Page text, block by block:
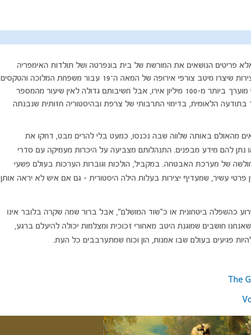
פריטים הנושאים את המורשת של בית בונפרטה ושל תולדות האימפריה
הצרפתית: שרשראות יהלומים, אבני ספיר ורובי, יצירות שיצרו מיטב צורפי אירופה של המאה ה־19 עבור משפחת המלוכה והטקסים
הרשמיים שהגדירו כוח, הון וסמכות. ערכם הכלכלי מוערך ביותר מ-100 מיליון אירו, אבל חשיבותם גדולה לאין שיעור מהמספר
הלאומית, בדימוי התרבותי של צרפת ובהיסטוריה חזותית שנבנתה
מהאולם באותה שלווה שבה נכנסו, כמעט בלי להרים מבט, דחקו את
להם מידע מבפנים. התנהלותם מצביעה על היכרות מעמיקה עם סדרי
של מערכת האבטחה. במקביל, הולכות וגוברות הערכות בעולם פשעי
עשיר, שמעדיף יצירות בעלות הילה היסטורית - גם אם איש לא יראה אותן
כהשפלה ביטחונית או כ“שוד המושלם”, אבל ברור שמה שקרה בלובר אינו
חושבים שמוגנת היטב מאחורי זכוכית ומצלמות יכולה להיעלם ברגע,
פגיעים בעולם שבו אמנות, הון וכוח שמתערבבים כל העת.
The